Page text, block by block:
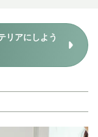
リアにしよう